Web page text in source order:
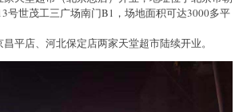
号世茂工三广场南门B1，场地面积可达3000多平
平店、河北保定店两家天堂超市陆续开业。